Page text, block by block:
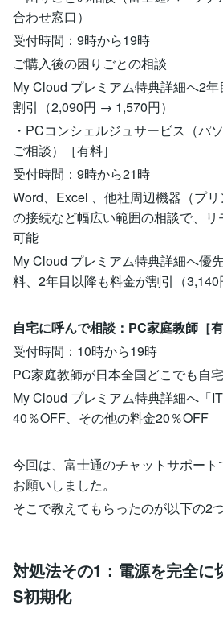
合わせ窓口）
受付時間：9時から19時
ご購入後の困りごとの相談
My Cloud プレミアム特典詳細へ2
割引（2,090円 → 1,570円）
・PCコンシェルジュサービス（パ
ご相談）［有料］
受付時間：9時から21時
Word、Excel 、他社周辺機器（プ
の接続など幅広い範囲の相談で、
可能
My Cloud プレミアム特典詳細へ優
料、2年目以降も料金が割引（3,140
自宅に呼んで相談：PC家庭教師［有
受付時間：10時から19時
PC家庭教師が日本全国どこでも自
My Cloud プレミアム特典詳細へ「
40％OFF、その他の料金20％OFF
今回は、富士通のチャットサポー
お願いしました。
そこで教えてもらったのが以下の2つ
対処法その1：電源を完全に
S初期化